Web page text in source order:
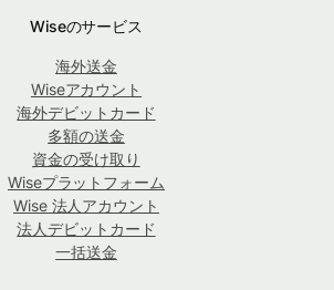
Wiseのサービス
海外送金
Wiseアカウント
海外デビットカード
多額の送金
資金の受け取り
Wiseプラットフォーム
Wise 法人アカウント
法人デビットカード
一括送金